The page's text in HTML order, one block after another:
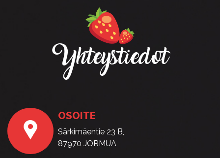
Yhteystiedot
OSOITE
Särkimäentie 23 B,
87970 JORMUA